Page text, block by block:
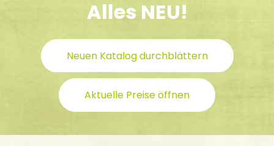
Alles NEU!
Neuen Katalog durchblättern
Aktuelle Preise öffnen